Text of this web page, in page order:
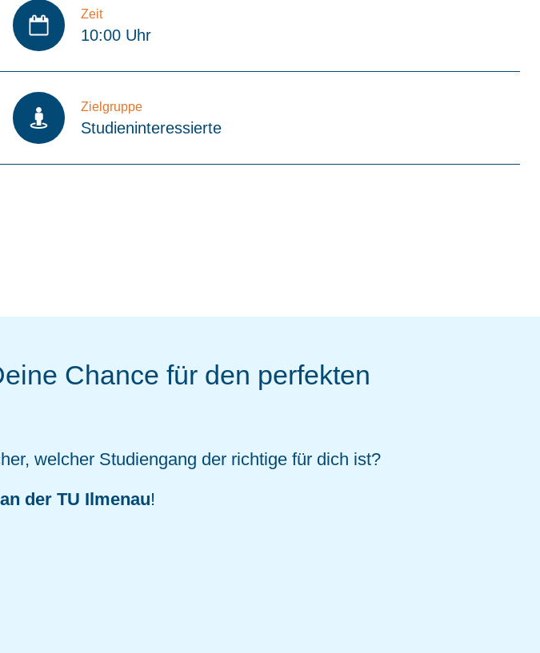
Zeit
10:00 Uhr
Zielgruppe
Studieninteressierte
Chance für den perfekten
welcher Studiengang der richtige für dich ist?
der TU Ilmenau!